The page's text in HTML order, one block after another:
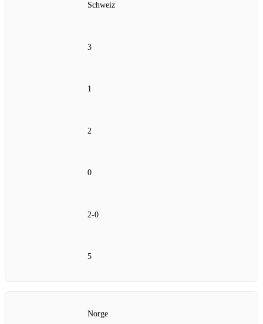
Schweiz
3
1
2
0
2-0
5
Norge